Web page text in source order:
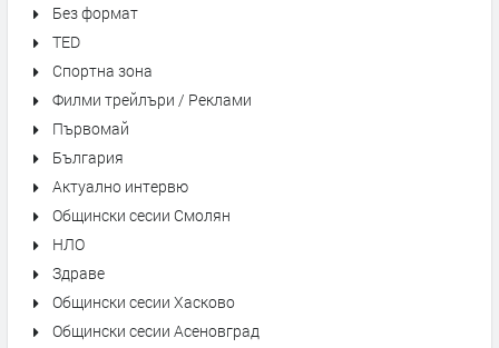
Без формат
TED
Спортна зона
Филми трейлъри / Реклами
Първомай
България
Актуално интервю
Общински сесии Смолян
НЛО
Здраве
Общински сесии Хасково
Общински сесии Асеновград